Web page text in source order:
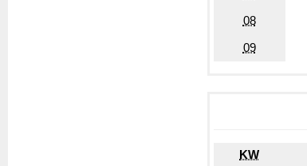
08
09
KW